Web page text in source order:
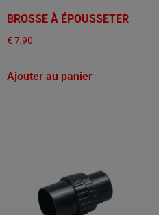
BROSSE À ÉPOUSSETER
€ 7,90
Ajouter au panier